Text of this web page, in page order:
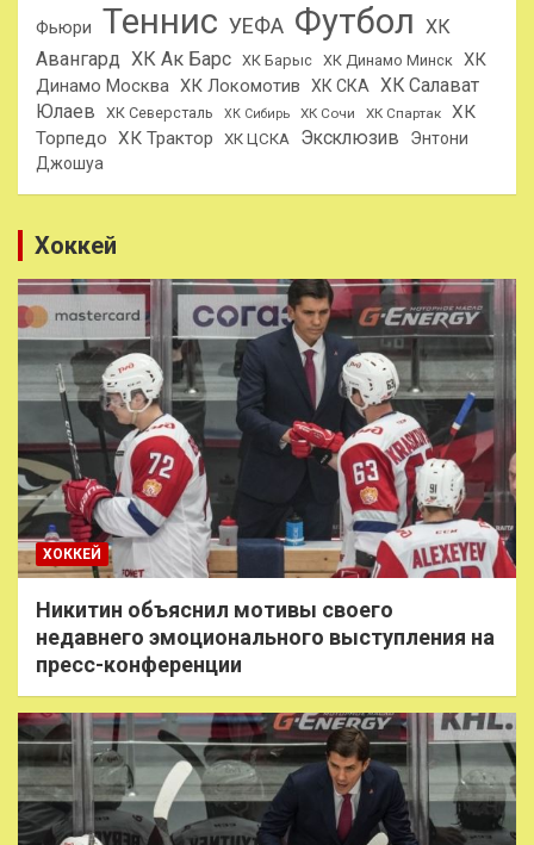
Фьюри Теннис УЕФА Футбол ХК
Авангард ХК Ак Барс ХК Барыс ХК Динамо Минск ХК
Динамо Москва ХК Локомотив ХК СКА ХК Салават
Юлаев
ХК Северсталь ХК Сибирь ХК Сочи ХК Спартак
ХК
Торпедо ХК Трактор ХК ЦСКА Эксклюзив
Энтони
Джошуа
Хоккей
ХОККЕЙ
Никитин объяснил мотивы своего
недавнего эмоционального выступления на
пресс-конференции